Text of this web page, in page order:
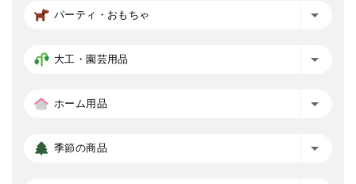
パーティ・おもちゃ
大工・園芸用品
ホーム用品
季節の商品